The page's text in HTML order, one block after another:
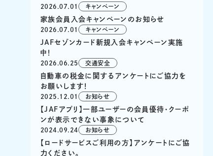
2026.07.01 キャンペーン
家族会員入会キャンペーンのお知らせ
2026.07.01 キャンペーン
JAFセゾンカード新規入会キャンペーン実施
中！
2026.06.25 交通安全
自動車の税金に関するアンケートにご協力を
お願いします！
2025.12.01 お知らせ
【JAFアプリ】一部ユーザーの会員優待・クーポ
ンが表示できない事象について
2024.09.24 お知らせ
【ロードサービスご利用の方】アンケートにご協
力ください。